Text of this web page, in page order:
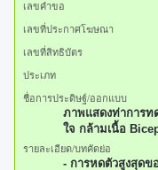
เลขคำขอ
เลขที่ประกาศโฆษณา
เลขที่สิทธิบัตร
ประเภท
ชื่อการประดิษฐ์/ออกแบบ
ภาพแสดงท่าการท
ใจ กล้ามเนื้อ
รายละเอียด/บทคัดย่อ
- การหดตัวสูงสุดข